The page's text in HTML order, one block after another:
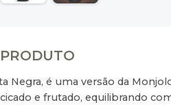
Negra, é uma versão da
e frutado, equilibrando